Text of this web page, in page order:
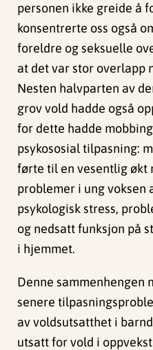
personen ikke greide å
konsentrerte oss også
foreldre og seksuelle
at det var stor overlapp
Nesten halvparten av
grov vold hadde også
for dette hadde
psykososial tilpasning:
førte til en vesentlig økt
problemer i ung voksen
psykologisk stress,
og nedsatt funksjon på
i hjemmet.
Denne sammenhengen
senere
av voldsutsatthet i
utsatt for vold i